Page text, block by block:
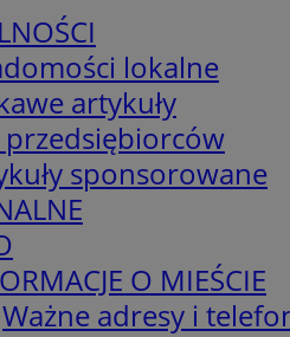
lokalne
artykuły
przedsiębiorców
sponsorowane
O MIEŚCIE
Ważne adresy i